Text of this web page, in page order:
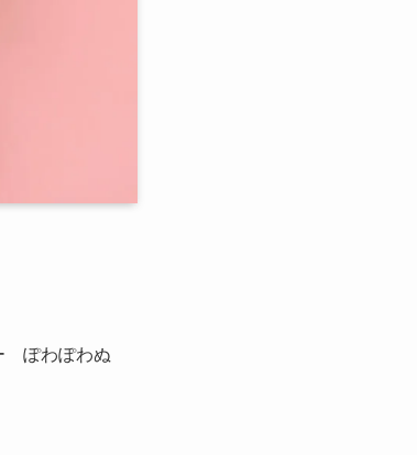
ぽわぽわぬ